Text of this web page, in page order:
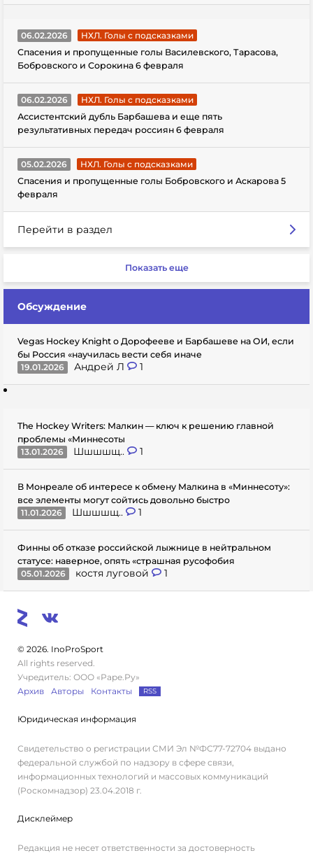
06.02.2026
НХЛ. Голы с подсказками
Спасения и пропущенные голы Василевского, Тарасова,
Бобровского и Сорокина 6 февраля
06.02.2026
НХЛ. Голы с подсказками
Ассистентский дубль Барбашева и еще пять
результативных передач россиян 6 февраля
05.02.2026
НХЛ. Голы с подсказками
Спасения и пропущенные голы Бобровского и Аскарова 5
февраля
Перейти в раздел
Показать еще
Обсуждение
Vegas Hockey Knight о Дорофееве и Барбашеве на ОИ, если
бы Россия «научилась вести себя иначе
19.01.2026
Андрей Л 1
The Hockey Writers: Малкин — ключ к решению главной
проблемы «Миннесоты
13.01.2026
Шшшшщ.. 1
В Монреале об интересе к обмену Малкина в «Миннесоту»:
все элементы могут сойтись довольно быстро
11.01.2026
Шшшшщ.. 1
Финны об отказе российской лыжнице в нейтральном
статусе: наверное, опять «страшная русофобия
05.01.2026
костя луговой 1
© 2026. InoProSport
All rights reserved.
Учредитель: ООО «Раре.Ру»
Архив
Авторы Контакты RSS
Юридическая информация
Свидетельство о регистрации СМИ Эл №ФС77-72704 выдано
федеральной службой по надзору в сфере связи,
информационных технологий и массовых коммуникаций
(Роскомнадзор) 23.04.2018 г.
Дисклеймер
Редакция не несет ответственности за достоверность